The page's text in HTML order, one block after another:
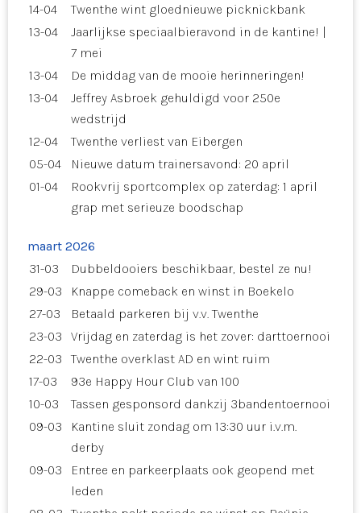
14-04
Twenthe wint gloednieuwe picknickbank
13-04
Jaarlijkse speciaalbieravond in de kantine! |
7 mei
13-04
De middag van de mooie herinneringen!
13-04
Jeffrey Asbroek gehuldigd voor 250e
wedstrijd
12-04
Twenthe verliest van Eibergen
05-04
Nieuwe datum trainersavond: 20 april
01-04
Rookvrij sportcomplex op zaterdag: 1 april
grap met serieuze boodschap
maart 2026
31-03
Dubbeldooiers beschikbaar, bestel ze nu!
29-03
Knappe comeback en winst in Boekelo
27-03
Betaald parkeren bij v.v. Twenthe
23-03
Vrijdag en zaterdag is het zover: darttoernooi
22-03
Twenthe overklast AD en wint ruim
17-03
93e Happy Hour Club van 100
10-03
Tassen gesponsord dankzij 3bandentoernooi
09-03
Kantine sluit zondag om 13:30 uur i.v.m.
derby
09-03
Entree en parkeerplaats ook geopend met
leden